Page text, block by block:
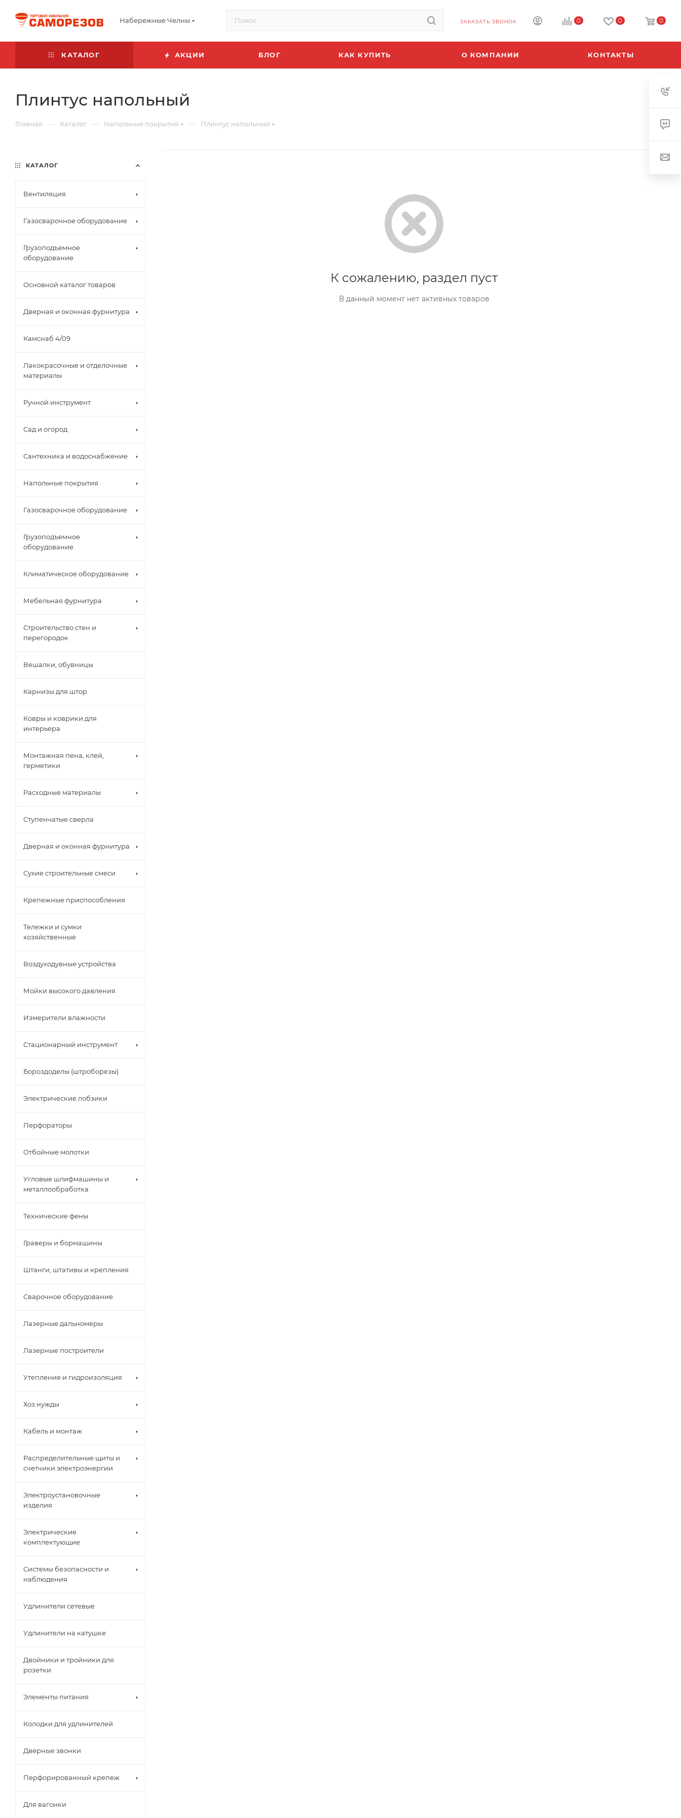
Набережные Челны ЗАКАЗАТЬ ЗВОНОК 0 0 0
КАТАЛОГ АКЦИИ БЛОГ КАК КУПИТЬ О КОМПАНИИ КОНТАКТЫ
Плинтус напольный
Главная — Каталог — Напольные покрытия — Плинтус напольный
К сожалению, раздел пуст
В данный момент нет активных товаров
КАТАЛОГ
Вентиляция
Газосварочное оборудование
Грузоподъемное
оборудование
Основной каталог товаров
Дверная и оконная фурнитура
Камснаб 4/09
Лакокрасочные и отделочные
материалы
Ручной инструмент
Сад и огород
Сантехника и водоснабжение
Напольные покрытия
Газосварочное оборудование
Грузоподъемное
оборудование
Климатическое оборудование
Мебельная фурнитура
Строительство стен и
перегородок
Вешалки, обувницы
Карнизы для штор
Ковры и коврики для
интерьера
Монтажная пена, клей,
герметики
Расходные материалы
Ступенчатые сверла
Дверная и оконная фурнитура
Сухие строительные смеси
Крепежные приспособления
Тележки и сумки
хозяйственные
Воздуходувные устройства
Мойки высокого давления
Измерители влажности
Стационарный инструмент
Бороздоделы (штроборезы)
Электрические лобзики
Перфораторы
Отбойные молотки
Угловые шлифмашины и
металлообработка
Технические фены
Граверы и бормашины
Штанги, штативы и крепления
Сварочное оборудование
Лазерные дальномеры
Лазерные построители
Утепление и гидроизоляция
Хоз.нужды
Кабель и монтаж
Распределительные щиты и
счетчики электроэнергии
Электроустановочные
изделия
Электрические
комплектующие
Системы безопасности и
наблюдения
Удлинители сетевые
Удлинители на катушке
Двойники и тройники для
розетки
Элементы питания
Колодки для удлинителей
Дверные звонки
Перфорированный крепеж
Для вагонки